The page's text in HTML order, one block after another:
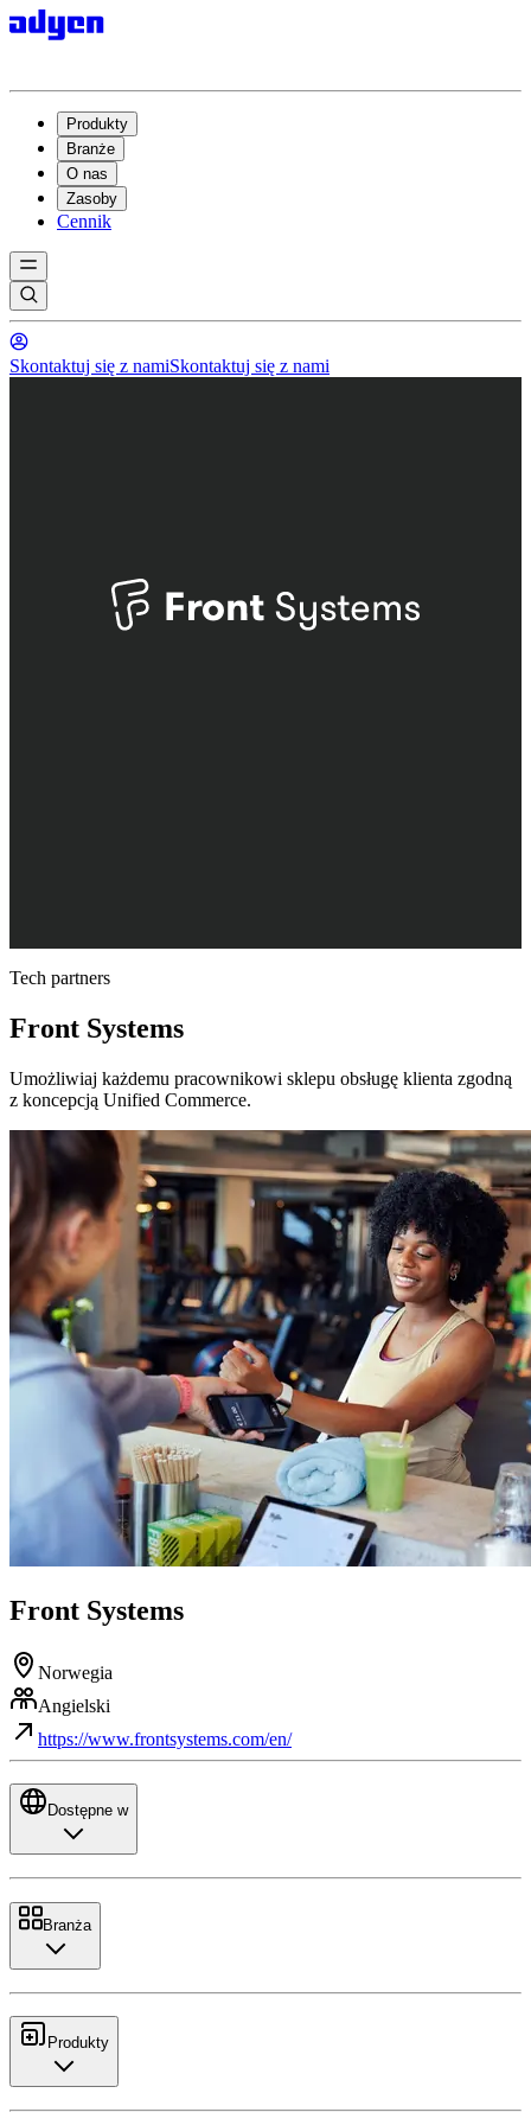
Produkty
Branże
O nas
Zasoby
Cennik
Skontaktuj się z namiSkontaktuj się z nami
Tech partners
Front Systems
Umożliwiaj każdemu pracownikowi sklepu obsługę klienta zgodną
z koncepcją Unified Commerce.
Front Systems
Norwegia
Angielski
https://www.frontsystems.com/en/
Dostępne w
Branża
Produkty